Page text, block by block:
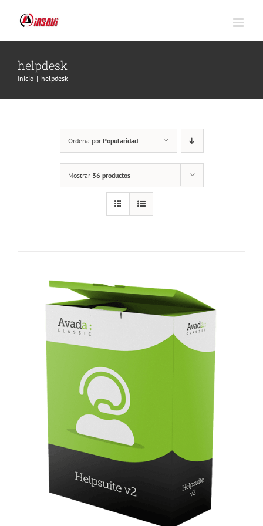
contenido
helpdesk
Inicio | helpdesk
Ordena por Popularidad
Mostrar 36 productos